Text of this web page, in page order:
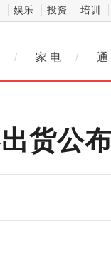
娱乐 投资 培训
/ 家 电 / 通
货公